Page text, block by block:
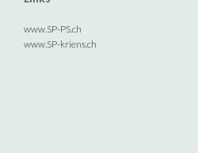
www.SP-PS.ch
www.SP-kriens.ch